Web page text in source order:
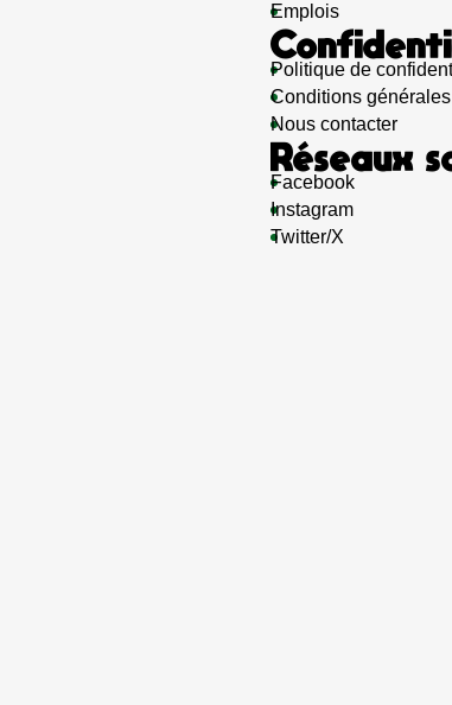
Emplois
Politique de
Conditions générales
Nous contacter
Réseaux
Facebook
Instagram
Twitter/X